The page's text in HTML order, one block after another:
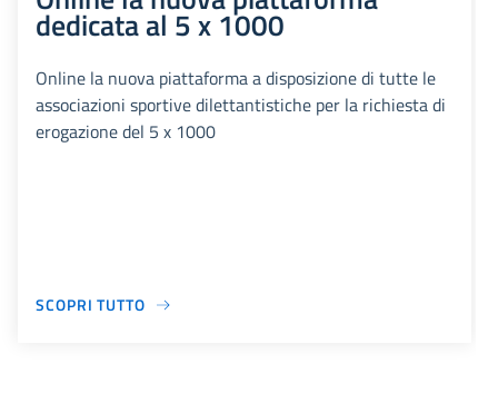
dedicata al 5 x 1000
Online la nuova piattaforma a disposizione di tutte le
associazioni sportive dilettantistiche per la richiesta di
erogazione del 5 x 1000
SCOPRI TUTTO